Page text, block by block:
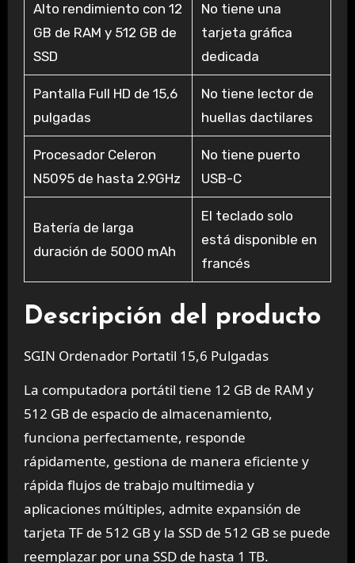
Alto rendimiento con 12
GB de RAM y 512 GB de
SSD
No tiene una
tarjeta gráfica
dedicada
Pantalla Full HD de 15,6
pulgadas
No tiene lector de
huellas dactilares
Procesador Celeron
N5095 de hasta 2.9GHz
No tiene puerto
USB-C
Batería de larga
duración de 5000 mAh
El teclado solo
está disponible en
francés
Descripción del producto
SGIN Ordenador Portatil 15,6 Pulgadas
La computadora portátil tiene 12 GB de RAM y
512 GB de espacio de almacenamiento,
funciona perfectamente, responde
rápidamente, gestiona de manera eficiente y
rápida flujos de trabajo multimedia y
aplicaciones múltiples, admite expansión de
tarjeta TF de 512 GB y la SSD de 512 GB se puede
reemplazar por una SSD de hasta 1 TB.